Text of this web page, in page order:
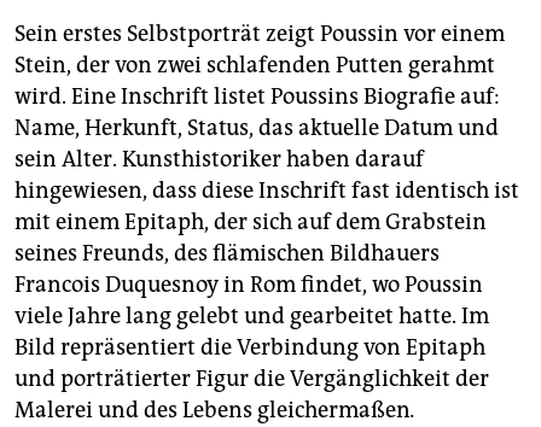
Sein erstes Selbstporträt zeigt Poussin vor einem
Stein, der von zwei schlafenden Putten gerahmt
wird. Eine Inschrift listet Poussins Biografie auf:
Name, Herkunft, Status, das aktuelle Datum und
sein Alter. Kunsthistoriker haben darauf
hingewiesen, dass diese Inschrift fast identisch ist
mit einem Epitaph, der sich auf dem Grabstein
seines Freunds, des flämischen Bildhauers
Francois Duquesnoy in Rom findet, wo Poussin
viele Jahre lang gelebt und gearbeitet hatte. Im
Bild repräsentiert die Verbindung von Epitaph
und porträtierter Figur die Vergänglichkeit der
Malerei und des Lebens gleichermaßen.